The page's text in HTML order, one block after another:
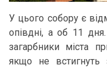
У цього собору є
опівдні, а об 11
загарбники міста
якщо не встигнуть